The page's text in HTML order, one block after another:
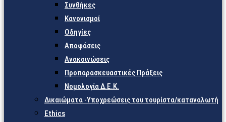
Συνθήκες
Κανονισμοί
Οδηγίες
Αποφάσεις
Ανακοινώσεις
Προπαρασκευαστικές Πράξεις
Νομολογία Δ.Ε.Κ.
Δικαιώματα -Υποχρεώσεις του τουρίστα/καταναλωτή
Ethics